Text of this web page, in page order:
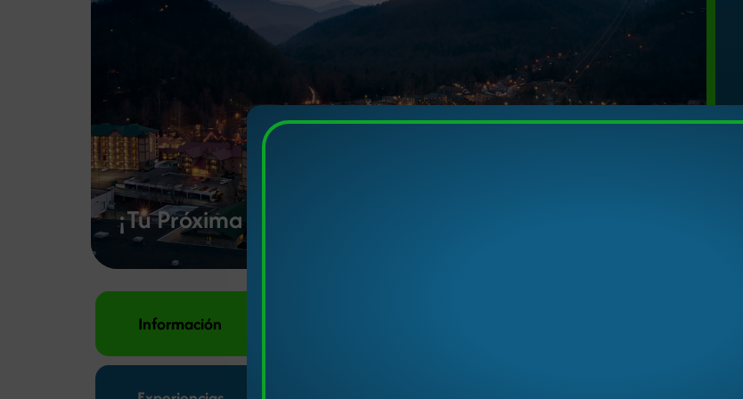
¡Tu Próxima Aventura en Silver Waves, Georgia!
Información
, no solo
sino que también disfrutarás de playas paradisíacas,